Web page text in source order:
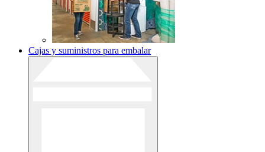
Cajas y suministros para embalar